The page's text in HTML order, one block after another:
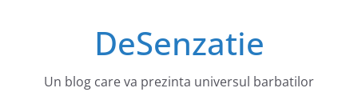
DeSenzatie
Un blog care va prezinta universul barbatilor